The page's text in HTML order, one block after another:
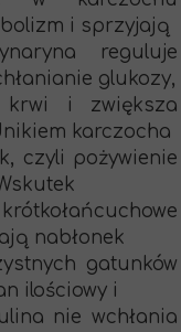
i sprzyjają
reguluje
glukozy,
krwi i zwiększa
karczocha
czyli pożywienie
nabłonek
gatunków
ilościowy i
nie wchłania